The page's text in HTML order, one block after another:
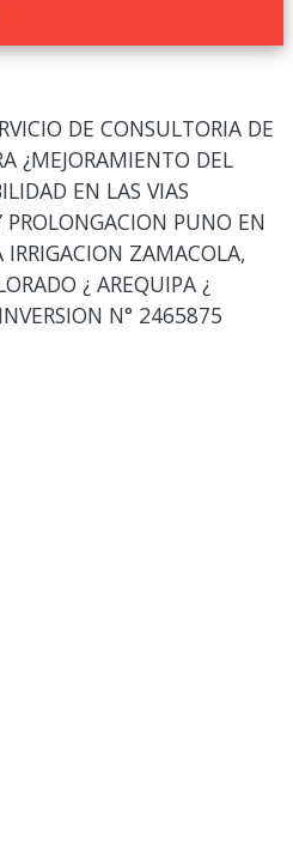
DE CONSULTORIA DE
¿MEJORAMIENTO DEL
EN LAS VIAS
PROLONGACION PUNO EN
IRRIGACION ZAMACOLA,
¿ AREQUIPA ¿
N° 2465875